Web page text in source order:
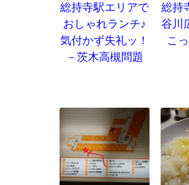
総持寺駅エリアで
おしゃれランチ♪
気付かず失礼ッ！
－茨木高槻問題
総持
谷川
こ